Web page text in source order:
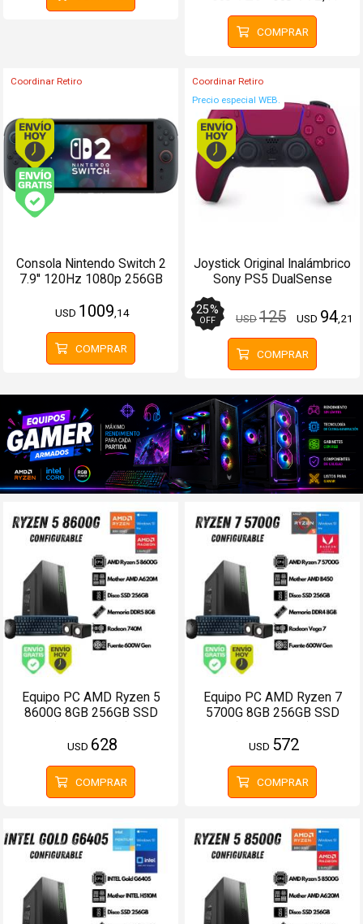
COMPRAR
Coordinar Retiro
Envío hoy. Comprando antes de 13Hs.
Consola Nintendo Switch 2
7.9'' 120Hz 1080p 256GB
USD 1009 ,14
COMPRAR
Coordinar Retiro
Precio especial WEB.
Envío hoy.
Joystick Original Inalámbrico
Sony PS5 DualSense
25%
OFF USD125 USD 94 ,21
COMPRAR
Equipo PC AMD Ryzen 5
8600G 8GB 256GB SSD
USD 628
COMPRAR
Equipo PC AMD Ryzen 7
5700G 8GB 256GB SSD
USD 572
COMPRAR